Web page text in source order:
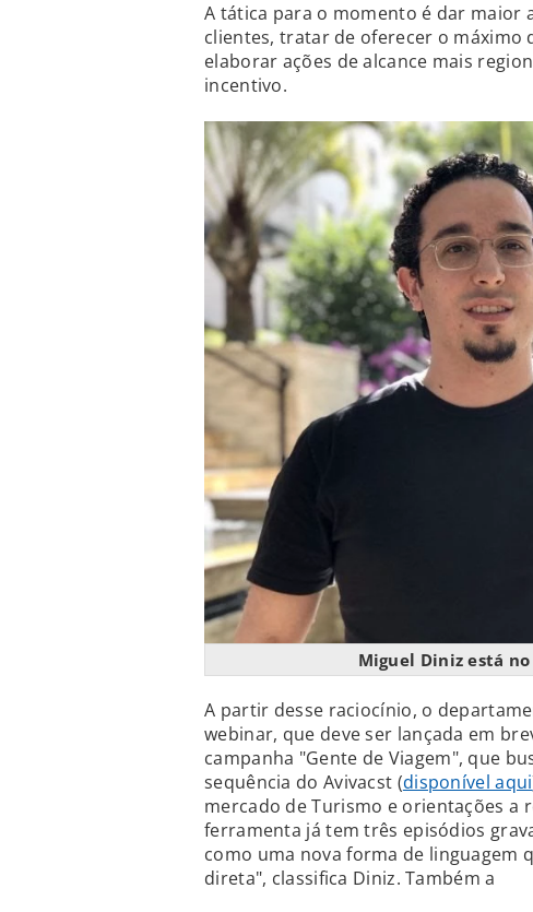
A tática para o momento é dar maior
clientes, tratar de oferecer o máximo
elaborar ações de alcance mais
incentivo.
Miguel Diniz está
A partir desse raciocínio, o
webinar, que deve ser lançada em
campanha "Gente de Viagem", que
sequência do Avivacst (disponível aqui
mercado de Turismo e orientações a
ferramenta já tem três episódios
como uma nova forma de linguagem
direta", classifica Diniz. Também a